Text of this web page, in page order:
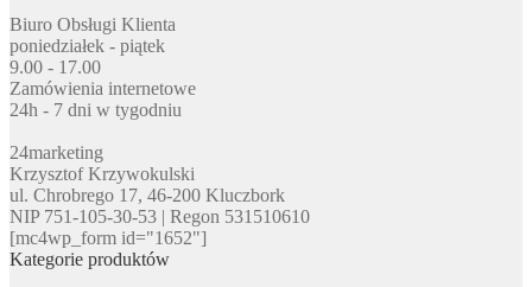
Biuro Obsługi Klienta
poniedziałek - piątek
9.00 - 17.00
Zamówienia internetowe
24h - 7 dni w tygodniu
24marketing
Krzysztof Krzywokulski
ul. Chrobrego 17, 46-200 Kluczbork
NIP 751-105-30-53 | Regon 531510610
[mc4wp_form id="1652"]
Kategorie produktów